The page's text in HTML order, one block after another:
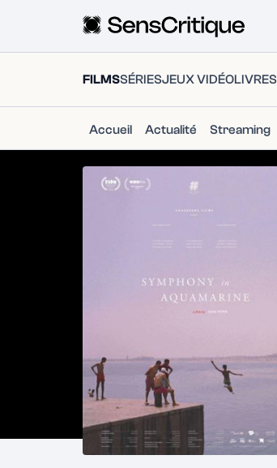
FILMSSÉRIESJEUX VIDÉOLIVRES
Accueil Actualité Streaming